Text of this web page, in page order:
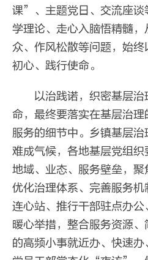
课”、主题党日、交流座谈
学理论、走心入脑悟精髓
众、作风松散等问题，始
初心、践行使命。
以治践诺，织密基层
命，最终要落实在基层治
服务的细节中。乡镇基层
难成气候，各地基层党组
地域、业态、服务壁垒，
优化治理体系、完善服务
连心站、推行干部驻点办
暖心举措，整合服务资源
的高频小事就近办、快速